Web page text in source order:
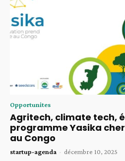
Opportunites
Agritech, climate tech,
programme Yasika
au Congo
startup-agenda - décembre 10, 2025